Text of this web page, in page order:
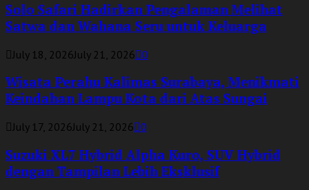
Solo Safari Hadirkan Pengalaman Melihat
Satwa dan Wahana Seru untuk Keluarga
July 18, 2026July 21, 2026 0
Wisata Perahu Kalimas Surabaya, Menikmati
Keindahan Lampu Kota dari Atas Sungai
July 17, 2026July 21, 2026 0
Suzuki XL7 Hybrid Alpha Kuro, SUV Hybrid
dengan Tampilan Lebih Eksklusif